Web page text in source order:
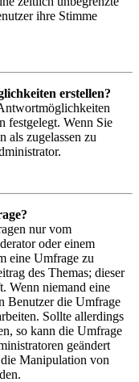
ihre Stimme
erstellen?
festgelegt. Wenn Sie
als zugelassen zu
nur vom
oder einem
eine Umfrage zu
des Themas; dieser
Wenn niemand eine
Benutzer die Umfrage
Sollte allerdings
so kann die Umfrage
geändert
Manipulation von